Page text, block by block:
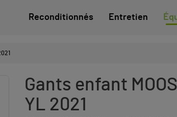
Reconditionnés Entretien
Gants enfant
YL 2021